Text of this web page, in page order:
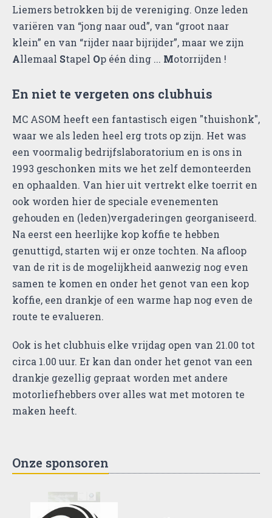
Liemers betrokken bij de vereniging. Onze leden
variëren van “jong naar oud”, van “groot naar
klein” en van “rijder naar bijrijder”, maar we zijn
Allemaal Stapel Op één ding ... Motorrijden !
En niet te vergeten ons clubhuis
MC ASOM heeft een fantastisch eigen "thuishonk",
waar we als leden heel erg trots op zijn. Het was
een voormalig bedrijfslaboratorium en is ons in
1993 geschonken mits we het zelf demonteerden
en ophaalden. Van hier uit vertrekt elke toerrit en
ook worden hier de speciale evenementen
gehouden en (leden)vergaderingen georganiseerd.
Na eerst een heerlijke kop koffie te hebben
genuttigd, starten wij er onze tochten. Na afloop
van de rit is de mogelijkheid aanwezig nog even
samen te komen en onder het genot van een kop
koffie, een drankje of een warme hap nog even de
route te evalueren.
Ook is het clubhuis elke vrijdag open van 21.00 tot
circa 1.00 uur. Er kan dan onder het genot van een
drankje gezellig gepraat worden met andere
motorliefhebbers over alles wat met motoren te
maken heeft.
Onze sponsoren